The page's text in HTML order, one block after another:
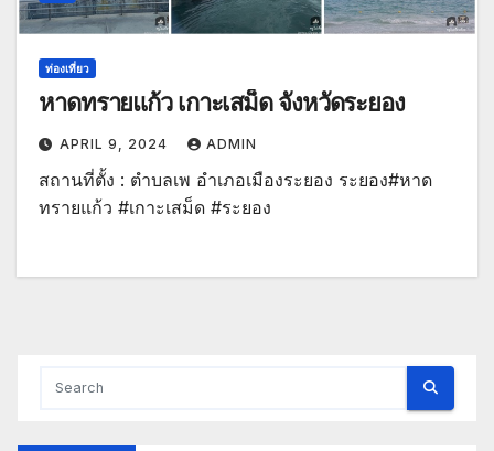
ท่องเที่ยว
หาดทรายแก้ว เกาะเสม็ด จังหวัดระยอง
APRIL 9, 2024 ADMIN
สถานที่ตั้ง : ตำบลเพ อำเภอเมืองระยอง ระยอง#หาด
ทรายแก้ว #เกาะเสม็ด #ระยอง